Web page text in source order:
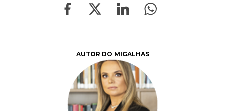
AUTOR DO MIGALHAS